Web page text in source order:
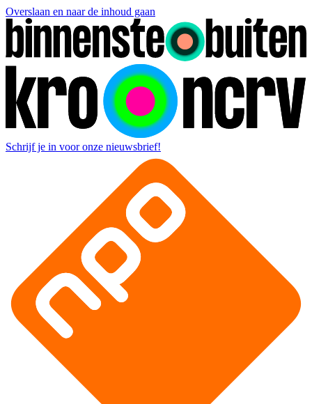
Overslaan en naar de inhoud gaan
Schrijf je in voor onze nieuwsbrief!